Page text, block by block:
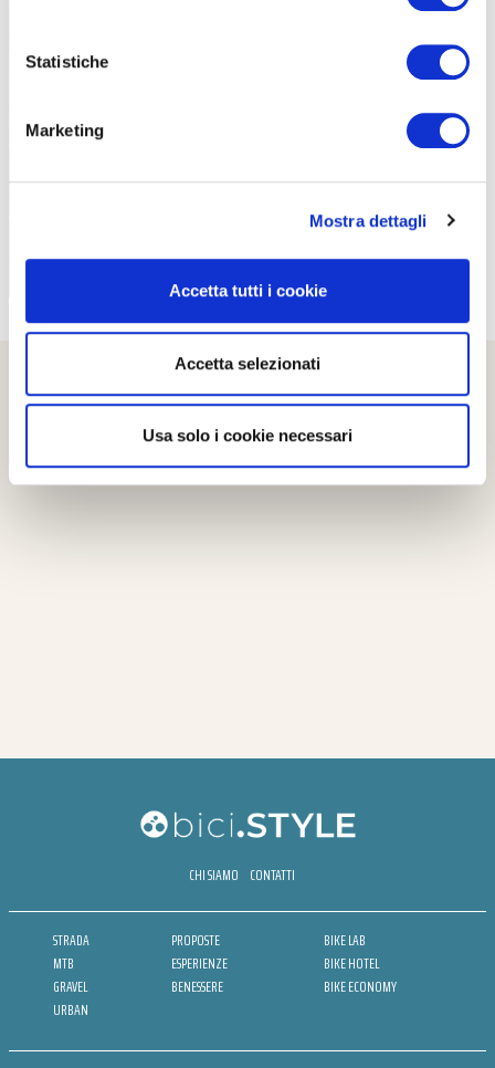
Statistiche
Marketing
Mostra dettagli
Accetta tutti i cookie
Accetta selezionati
Usa solo i cookie necessari
CHI SIAMO CONTATTI
STRADA
MTB
GRAVEL
URBAN
PROPOSTE
ESPERIENZE
BENESSERE
BIKE LAB
BIKE HOTEL
BIKE ECONOMY